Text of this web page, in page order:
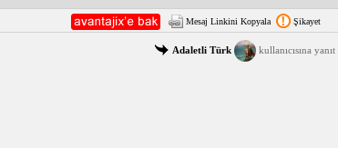
Mesaj Linkini Kopyala Şikayet
Adaletli Türk kullanıcısına yanıt